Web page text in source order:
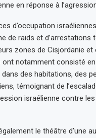
en réponse à
d’occupation
de raids et d’arrestations
zones de Cisjordanie et
ont notamment consisté
des habitations, des
témoignant de
israélienne contre
le théâtre d’une